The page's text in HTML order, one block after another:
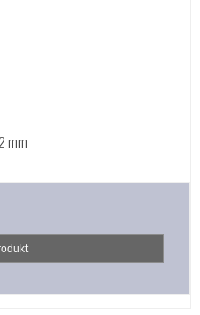
mm